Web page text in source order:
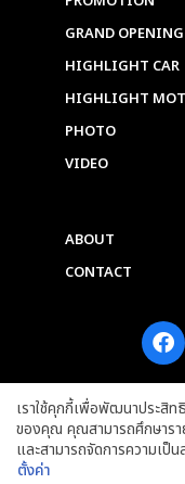
GRAND OPENING
HIGHLIGHT CAR
HIGHLIGHT
PHOTO
VIDEO
ABOUT
CONTACT
F
a
c
e
b
o
o
เราใช้คุกกี้เพื่อพัฒนาประสิท
ของคุณ คุณสามารถศึกษารา
และสามารถจัดการความเป็
ตั้งค่า